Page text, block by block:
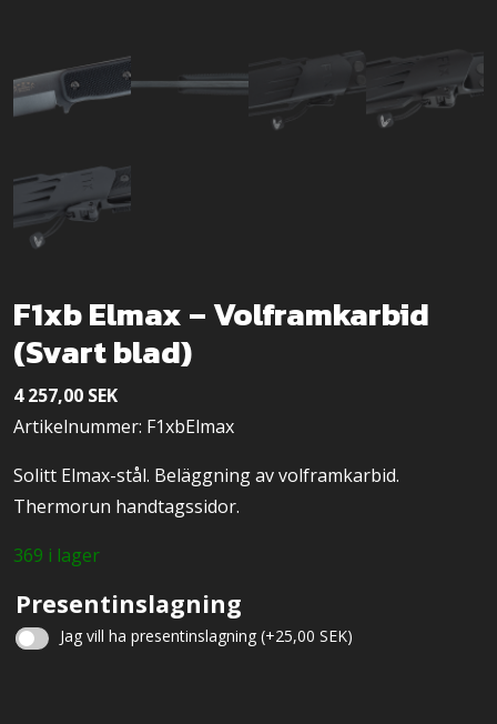
F1xb Elmax – Volframkarbid
(Svart blad)
4 257,00 SEK
Artikelnummer: F1xbElmax
Solitt Elmax-stål. Beläggning av volframkarbid.
Thermorun handtagssidor.
369 i lager
Presentinslagning
Jag vill ha presentinslagning (+25,00 SEK)